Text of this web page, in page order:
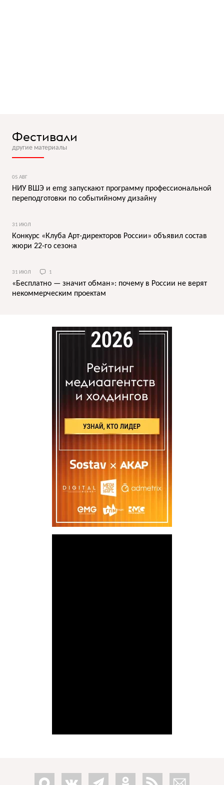
Фестивали
другие материалы
05 АВГ
НИУ ВШЭ и emg запускают программу профессиональной
переподготовки по событийному дизайну
31 ИЮЛ
Конкурс «Клуба Арт-директоров России» объявил состав
жюри 22-го сезона
31 ИЮЛ 1
«Бесплатно — значит обман»: почему в России не верят
некоммерческим проектам